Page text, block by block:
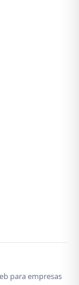
para empresas